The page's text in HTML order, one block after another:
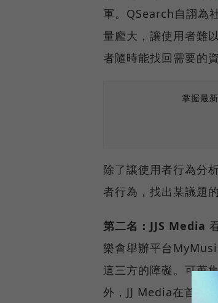
軍。QSearch自詡為
量龐大，讓使用者難
者隨時能找回需要的
掌握最
除了讓使用者行為分
者行為，找出某議題
第二名：JJS Media
樂會舉辦平台
這三方的障礙。可蒐
外，JJ Media在首爾